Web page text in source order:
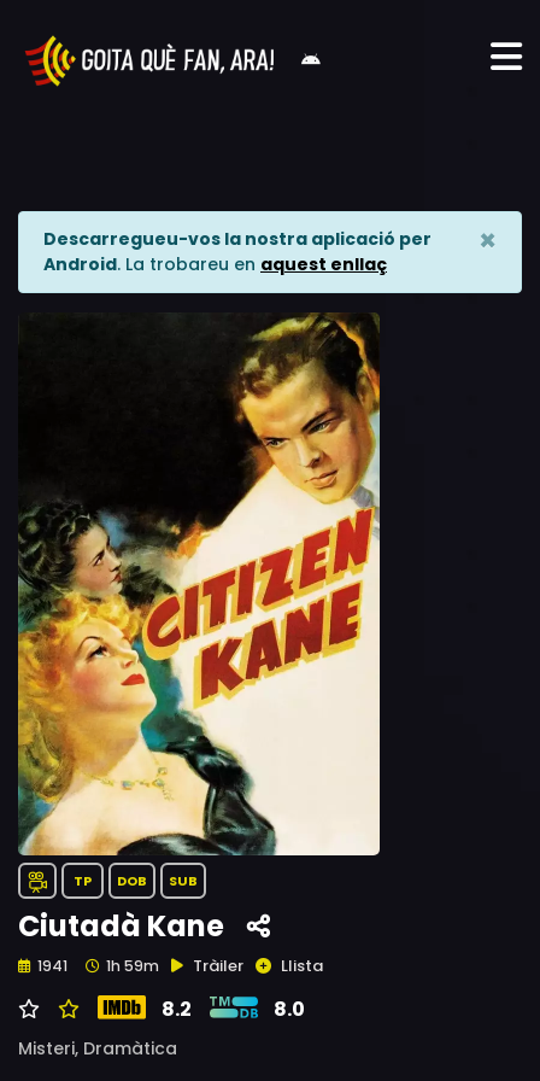
Descarregueu-vos la nostra aplicació per
Android. La trobareu en aquest enllaç
×
TP DOB SUB
Ciutadà Kane
1941 1h 59m Tràiler Llista
8.2 8.0
Misteri, Dramàtica